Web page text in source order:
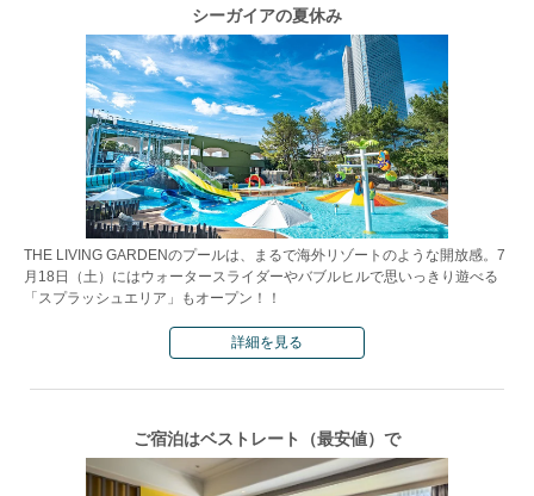
シーガイアの夏休み
THE LIVING GARDENのプールは、まるで海外リゾートのような開放感。7
月18日（土）にはウォータースライダーやバブルヒルで思いっきり遊べる
「スプラッシュエリア」もオープン！！
詳細を見る
ご宿泊はベストレート（最安値）で